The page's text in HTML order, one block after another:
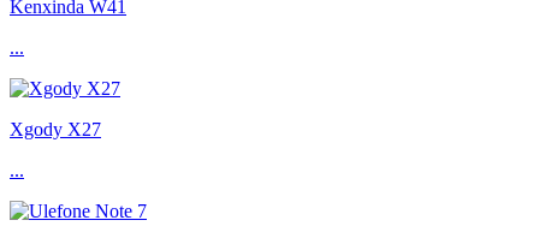
Kenxinda W41
...
Xgody X27
...